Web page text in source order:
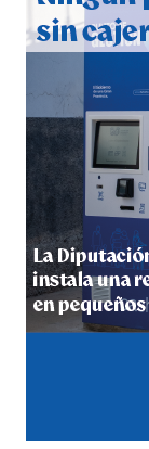
hace 4 días·
QUINTA
2026
hace 5 días·